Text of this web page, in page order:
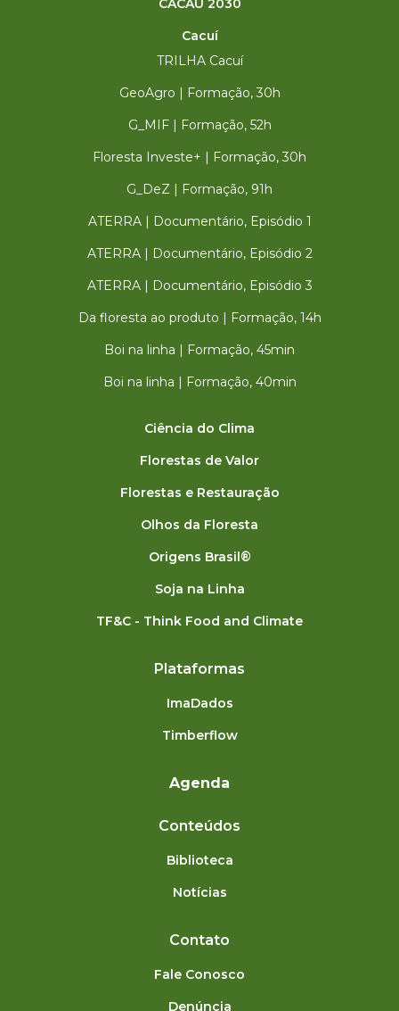
CACAU 2030
Cacuí
TRILHA Cacuí
GeoAgro | Formação, 30h
G_MIF | Formação, 52h
Floresta Investe+ | Formação, 30h
G_DeZ | Formação, 91h
ATERRA | Documentário, Episódio 1
ATERRA | Documentário, Episódio 2
ATERRA | Documentário, Episódio 3
Da floresta ao produto | Formação, 14h
Boi na linha | Formação, 45min
Boi na linha | Formação, 40min
Ciência do Clima
Florestas de Valor
Florestas e Restauração
Olhos da Floresta
Origens Brasil®
Soja na Linha
TF&C - Think Food and Climate
Plataformas
ImaDados
Timberflow
Agenda
Conteúdos
Biblioteca
Notícias
Contato
Fale Conosco
Denúncia